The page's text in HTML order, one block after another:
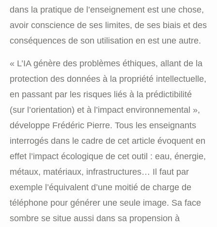
dans la pratique de l’enseignement est une chose,
avoir conscience de ses limites, de ses biais et des
conséquences de son utilisation en est une autre.
« L’IA génère des problèmes éthiques, allant de la
protection des données à la propriété intellectuelle,
en passant par les risques liés à la prédictibilité
(sur l’orientation) et à l’impact environnemental »,
développe Frédéric Pierre. Tous les enseignants
interrogés dans le cadre de cet article évoquent en
effet l’impact écologique de cet outil : eau, énergie,
métaux, matériaux, infrastructures… Il faut par
exemple l’équivalent d’une moitié de charge de
téléphone pour générer une seule image. Sa face
sombre se situe aussi dans sa propension à